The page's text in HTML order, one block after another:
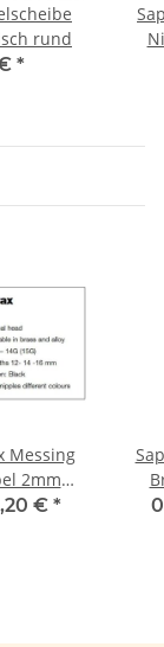
rund
*
Messing
2mm
€ *